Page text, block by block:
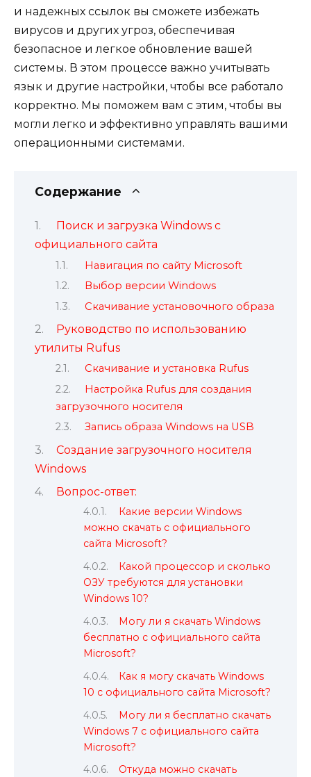
и надежных ссылок вы сможете избежать
вирусов и других угроз, обеспечивая
безопасное и легкое обновление вашей
системы. В этом процессе важно учитывать
язык и другие настройки, чтобы все работало
корректно. Мы поможем вам с этим, чтобы вы
могли легко и эффективно управлять вашими
операционными системами.
Содержание
Поиск и загрузка Windows с
официального сайта
Навигация по сайту Microsoft
Выбор версии Windows
Скачивание установочного образа
Руководство по использованию
утилиты Rufus
Скачивание и установка Rufus
Настройка Rufus для создания
загрузочного носителя
Запись образа Windows на USB
Создание загрузочного носителя
Windows
Вопрос-ответ:
Какие версии Windows
можно скачать с официального
сайта Microsoft?
Какой процессор и сколько
ОЗУ требуются для установки
Windows 10?
Могу ли я скачать Windows
бесплатно с официального сайта
Microsoft?
Как я могу скачать Windows
10 с официального сайта Microsoft?
Могу ли я бесплатно скачать
Windows 7 с официального сайта
Microsoft?
Откуда можно скачать